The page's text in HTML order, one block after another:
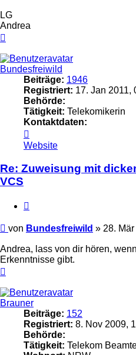
LG
Andrea
Bundesfreiwild
Beiträge: 1946
Registriert: 17. Jan 2011,
Behörde:
Tätigkeit: Telekomikerin
Kontaktdaten:
von
Bundesfreiwild
Website
Re: Zuweisung mit
VCS
Beitrag
von Bundesfreiwild » 28.
Andrea, lass von dir hören,
Erkenntnisse gibt.
Brauner
Beiträge: 152
Registriert: 8. Nov 2009,
Behörde:
Tätigkeit: Telekom